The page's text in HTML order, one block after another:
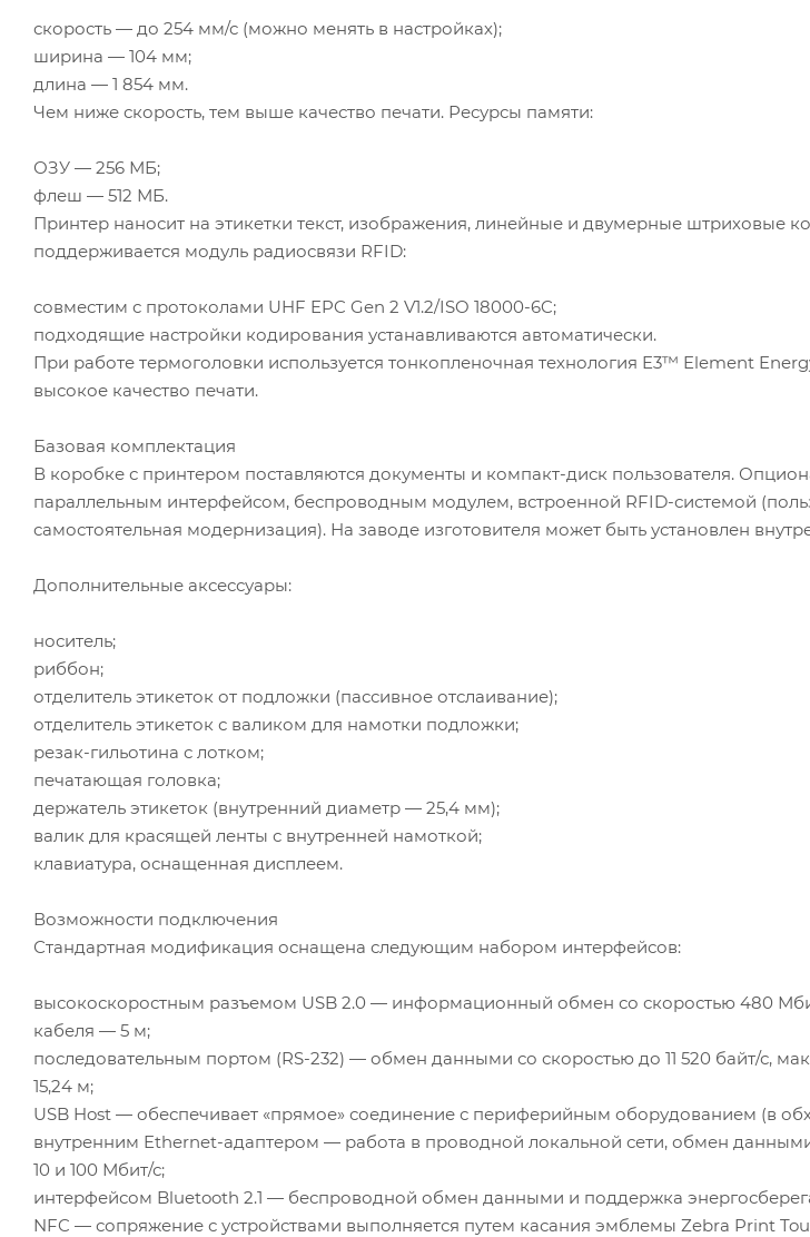
скорость — до 254 мм/с (можно менять в настройках);
ширина — 104 мм;
длина — 1 854 мм.
Чем ниже скорость, тем выше качество печати. Ресурсы памяти:
ОЗУ — 256 МБ;
флеш — 512 МБ.
Принтер наносит на этикетки текст, изображения, линейные и двумерные штриховые
поддерживается модуль радиосвязи RFID:
совместим с протоколами UHF EPC Gen 2 V1.2/ISO 18000-6C;
подходящие настройки кодирования устанавливаются автоматически.
При работе термоголовки используется тонкопленочная технология E3™ Element
высокое качество печати.
Базовая комплектация
В коробке с принтером поставляются документы и компакт-диск пользователя.
параллельным интерфейсом, беспроводным модулем, встроенной RFID-системой
самостоятельная модернизация). На заводе изготовителя может быть установлен
Дополнительные аксессуары:
носитель;
риббон;
отделитель этикеток от подложки (пассивное отслаивание);
отделитель этикеток с валиком для намотки подложки;
резак-гильотина с лотком;
печатающая головка;
держатель этикеток (внутренний диаметр — 25,4 мм);
валик для красящей ленты с внутренней намоткой;
клавиатура, оснащенная дисплеем.
Возможности подключения
Стандартная модификация оснащена следующим набором интерфейсов:
высокоскоростным разъемом USB 2.0 — информационный обмен со скоростью 480
кабеля — 5 м;
последовательным портом (RS-232) — обмен данными со скоростью до 11 520 байт/с,
15,24 м;
USB Host — обеспечивает «прямое» соединение с периферийным оборудованием (в
внутренним Ethernet-адаптером — работа в проводной локальной сети, обмен
10 и 100 Мбит/с;
интерфейсом Bluetooth 2.1 — беспроводной обмен данными и поддержка
NFC — сопряжение с устройствами выполняется путем касания эмблемы Zebra Print